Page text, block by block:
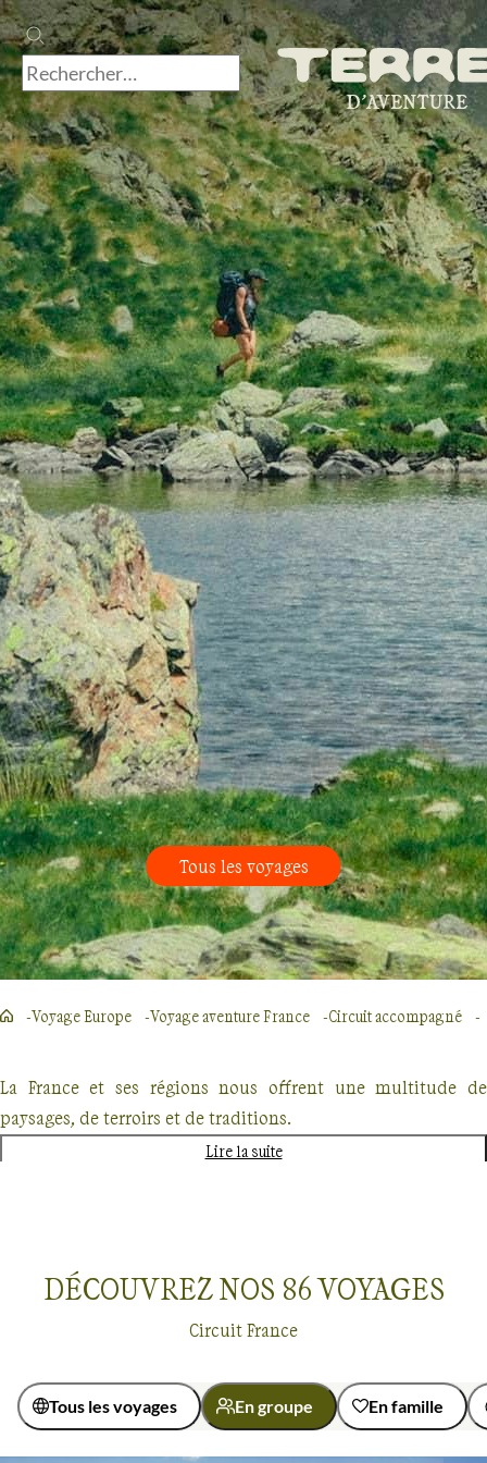
Tous les voyages
Voyage Europe Voyage aventure France Circuit accompagné
La France et ses régions nous offrent une multitude de
paysages, de terroirs et de traditions.
Autant de lieux fascinants à explorer. En "étoile" à partir d’un
variété de séjours ;balnéaires,côtiers
ou itinéraires plus
montagnards, de la découverte aux grands trekkings.
Lire la suite
DÉCOUVREZ NOS 86VOYAGES
Circuit France
Tous les voyages En groupe En famille